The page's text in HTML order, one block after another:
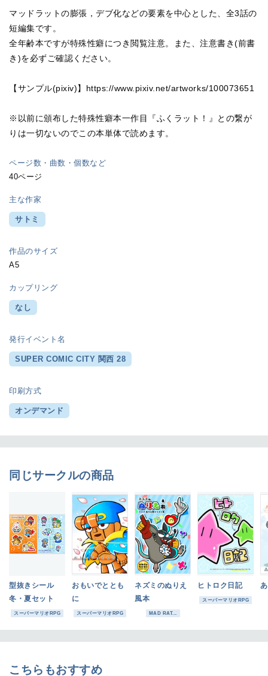
マッドラットの膨張，デブ化などの要素を中心とした、全3話の
短編集です。
全年齢本ですが特殊性癖につき閲覧注意。また、注意書き(前書
き)を必ずご確認ください。
【サンプル(pixiv)】https://www.pixiv.net/artworks/100073651
※以前に頒布した特殊性癖本一作目『ふくラット！』との繋が
りは一切ないのでこの本単体で読めます。
ページ数・曲数・個数など
40ページ
主な作家
サトミ
作品のサイズ
A5
カップリング
なし
発行イベント名
SUPER COMIC CITY 関西 28
印刷方式
オンデマンド
同じサークルの商品
型抜きシール
冬・夏セット
スーパーマリオRPG
おもいでととも
に
スーパーマリオRPG
ネズミのぬりえ
風本
MAD RAT...
ヒトロク日記
スーパーマリオRPG
こちらもおすすめ